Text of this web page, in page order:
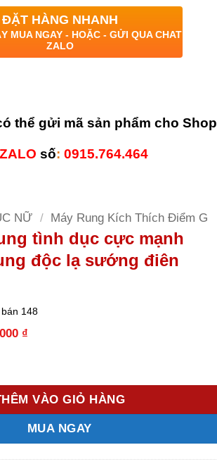
ĐẶT HÀNG NHANH
MUA NGAY - HOẶC - GỬI QUA CHAT
ZALO
thể gửi mã sản phẩm cho Shop
ZALO số: 0915.764.464
NỮ / Máy Rung Kích Thích Điểm G
tình dục cực mạnh
độc lạ sướng điên
148
₫
VÀO GIỎ HÀNG
MUA NGAY